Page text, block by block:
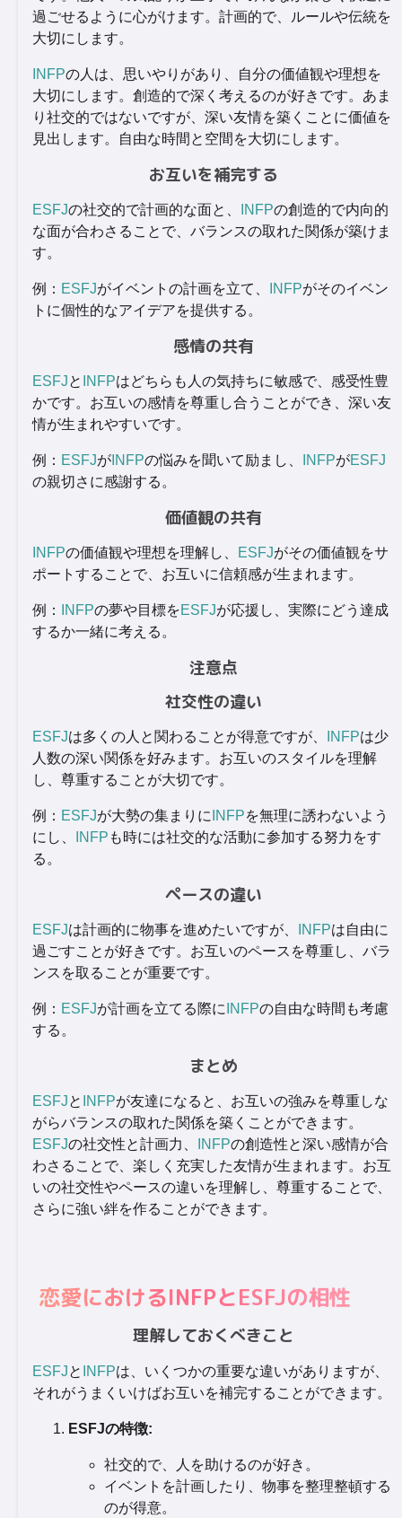
過ごせるように心がけます。計画的で、ルールや伝統を
大切にします。
INFPの人は、思いやりがあり、自分の価値観や理想を
大切にします。創造的で深く考えるのが好きです。あま
り社交的ではないですが、深い友情を築くことに価値を
見出します。自由な時間と空間を大切にします。
お互いを補完する
ESFJの社交的で計画的な面と、 INFPの創造的で内向的
な面が合わさることで、バランスの取れた関係が築けま
す。
例： ESFJがイベントの計画を立て、 INFPがそのイベン
トに個性的なアイデアを提供する。
感情の共有
ESFJと INFPはどちらも人の気持ちに敏感で、感受性豊
かです。お互いの感情を尊重し合うことができ、深い友
情が生まれやすいです。
例： ESFJが INFPの悩みを聞いて励まし、 INFPがESFJ
の親切さに感謝する。
価値観の共有
INFPの価値観や理想を理解し、 ESFJがその価値観をサ
ポートすることで、お互いに信頼感が生まれます。
例： INFPの夢や目標をESFJが応援し、実際にどう達成
するか一緒に考える。
注意点
社交性の違い
ESFJは多くの人と関わることが得意ですが、 INFPは少
人数の深い関係を好みます。お互いのスタイルを理解
し、尊重することが大切です。
例： ESFJが大勢の集まりに INFPを無理に誘わないよう
にし、
INFP も時には社交的な活動に参加する努力をす
る。
ペースの違い
ESFJは計画的に物事を進めたいですが、 INFPは自由に
過ごすことが好きです。お互いのペースを尊重し、バラ
ンスを取ることが重要です。
例： ESFJが計画を立てる際に INFPの自由な時間も考慮
する。
まとめ
ESFJと INFPが友達になると、お互いの強みを尊重しな
がらバランスの取れた関係を築くことができます。
ESFJの社交性と計画力、 INFPの創造性と深い感情が合
わさることで、楽しく充実した友情が生まれます。お互
いの社交性やペースの違いを理解し、尊重することで、
さらに強い絆を作ることができます。
恋愛におけるINFPとESFJの相性
理解しておくべきこと
ESFJと INFPは、いくつかの重要な違いがありますが、
それがうまくいけばお互いを補完することができます。
ESFJの特徴:
社交的で、人を助けるのが好き。
イベントを計画したり、物事を整理整頓する
のが得意。